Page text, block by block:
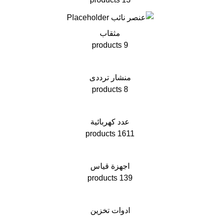
مثقاب
9 products
منشار ترددى
8 products
عدد كهربائية
1611 products
اجهزة قياس
139 products
ادوات تخزين